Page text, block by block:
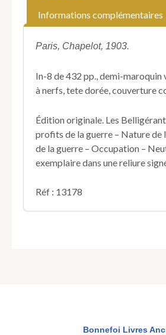
continentales
et
Pratiques
pendant
le
Empire
traité
de
Fontainebleau
1814).
Informations complémentaires
Paris, Chapelot, 1903.
In-8 de 432 pp., demi-maroquin
à nerfs, tete dorée, couverture
Édition originale. Les
profits de la guerre – Nature de
de la guerre – Occupation –
exemplaire dans une reliure
Réf : 13178
Bonnefoi Livres